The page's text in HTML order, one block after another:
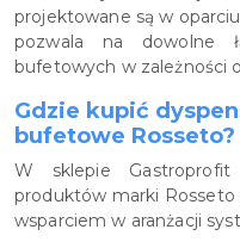
projektowane są w
pozwala na dowolne
bufetowych w zależności
Gdzie kupić
bufetowe Rosseto?
W sklepie
produktów marki Rosseto
wsparciem w aranżacji